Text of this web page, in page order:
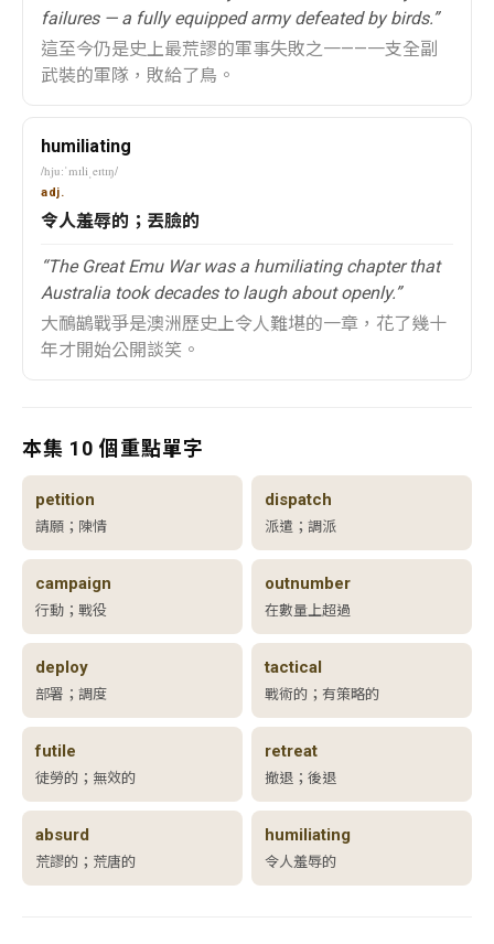
failures — a fully equipped army defeated by birds.”
這至今仍是史上最荒謬的軍事失敗之一——一支全副
武裝的軍隊，敗給了鳥。
humiliating
/hjuːˈmɪliˌeɪtɪŋ/
adj.
令人羞辱的；丟臉的
“The Great Emu War was a humiliating chapter that
Australia took decades to laugh about openly.”
大鴯鶓戰爭是澳洲歷史上令人難堪的一章，花了幾十
年才開始公開談笑。
本集 10 個重點單字
petition
請願；陳情
dispatch
派遣；調派
campaign
行動；戰役
outnumber
在數量上超過
deploy
部署；調度
tactical
戰術的；有策略的
futile
徒勞的；無效的
retreat
撤退；後退
absurd
荒謬的；荒唐的
humiliating
令人羞辱的